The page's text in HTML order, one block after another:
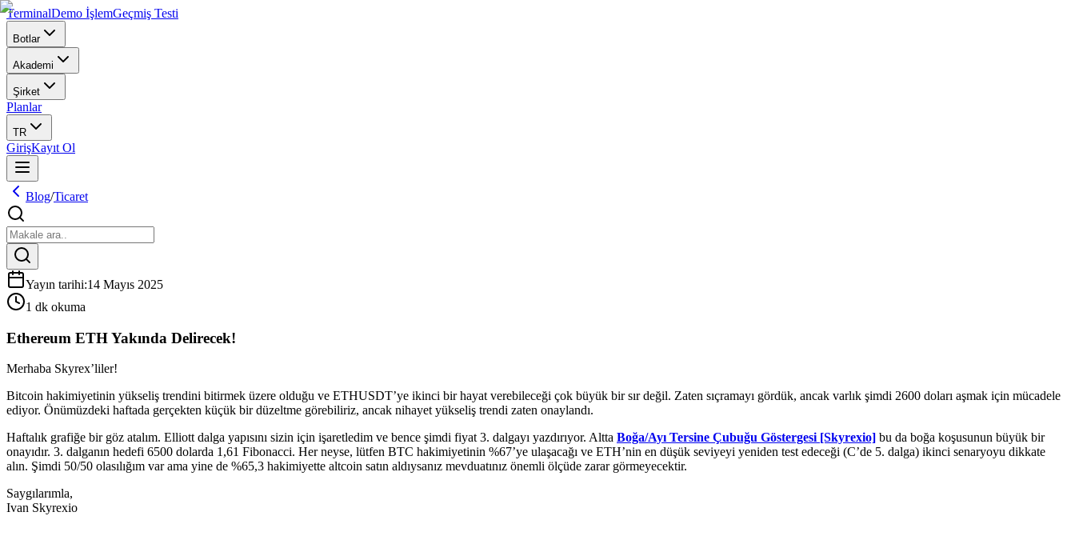
TerminalDemo İşlemGeçmiş Testi
Botlar
Akademi
Şirket
Planlar
TR
GirişKayıt Ol
Blog/Ticaret
Yayın tarihi:14 Mayıs 2025
1 dk okuma
Ethereum ETH Yakında Delirecek!
Merhaba Skyrex’liler!
Bitcoin hakimiyetinin yükseliş trendini bitirmek üzere olduğu ve ETHUSDT’ye ikinci bir hayat verebileceği çok büyük bir sır değil. Zaten sıçramayı gördük, ancak varlık şimdi 2600 doları aşmak için mücadele
ediyor. Önümüzdeki haftada gerçekten küçük bir düzeltme görebiliriz, ancak nihayet yükseliş trendi zaten onaylandı.
Haftalık grafiğe bir göz atalım. Elliott dalga yapısını sizin için işaretledim ve bence şimdi fiyat 3. dalgayı yazdırıyor. Altta Boğa/Ayı Tersine Çubuğu Göstergesi [Skyrexio] bu da boğa koşusunun büyük bir
onayıdır. 3. dalganın hedefi 6500 dolarda 1,61 Fibonacci. Her neyse, lütfen BTC hakimiyetinin %67’ye ulaşacağı ve ETH’nin en düşük seviyeyi yeniden test edeceği (C’de 5. dalga) ikinci senaryoyu dikkate
alın. Şimdi 50/50 olasılığım var ama yine de %65,3 hakimiyette altcoin satın aldıysanız mevduatınız önemli ölçüde zarar görmeyecektir.
Saygılarımla,
Ivan Skyrexio